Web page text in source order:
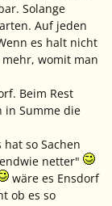
Solange
Auf jeden
es halt nicht
womit man
Beim Rest
in Summe die
so Sachen
netter"
wäre es Ensdorf
ob es so